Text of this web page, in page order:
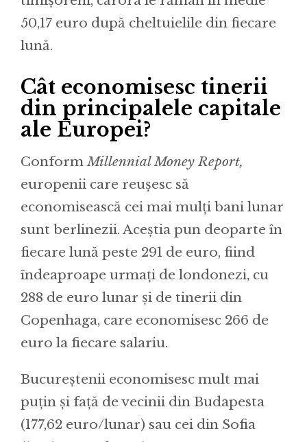
50,17 euro după cheltuielile din fiecare
lună.
Cât economisesc tinerii
din principalele capitale
ale Europei?
ConformMillennial Money Report,
europenii care reușesc să
economisească cei mai mulți bani lunar
sunt berlinezii. Aceștia pun deoparte în
fiecare lună peste 291 de euro, fiind
îndeaproape urmați de londonezi, cu
288 de euro lunar și de tinerii din
Copenhaga, care economisesc 266 de
euro la fiecare salariu.
Bucureștenii economisesc mult mai
puțin și față de vecinii din Budapesta
(177,62 euro/lunar) sau cei din Sofia